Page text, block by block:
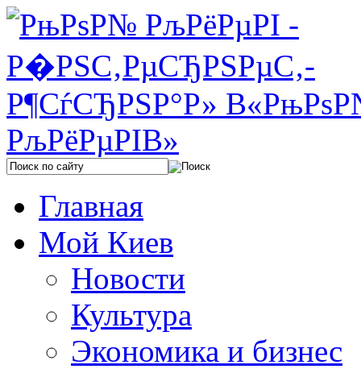
Главная
Мой Киев
Новости
Культура
Экономика и бизнес